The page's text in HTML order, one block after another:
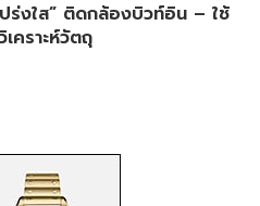
ร่งใส” ติดกล้องบิวท์อิน – ใช้
คราะห์วัตถุ